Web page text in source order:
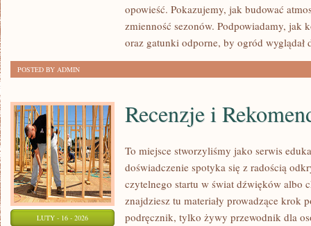
BALKONY
opowieść. Pokazujemy, jak budować
zmienność sezonów. Podpowiadamy, jak
oraz gatunki odporne, by ogród wyglądał
POSTED BY ADMIN
LUTY - 16 - 2026
Recenzje i
To miejsce stworzyliśmy jako serwis
doświadczenie spotyka się z radością
czytelnego startu w świat dźwięków albo
znajdziesz tu materiały prowadzące krok
podręcznik, tylko żywy przewodnik dla